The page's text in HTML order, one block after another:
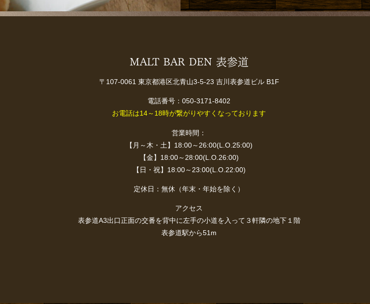
MALT BAR DEN 表参道
〒107-0061 東京都港区北青山3-5-23 吉川表参道ビル B1F
電話番号：050-3171-8402
お電話は14～18時が繋がりやすくなっております
営業時間：
【月～木・土】18:00～26:00(L.O.25:00)
【金】18:00～28:00(L.O.26:00)
【日・祝】18:00～23:00(L.O.22:00)
定休日：無休（年末・年始を除く）
アクセス
表参道A3出口正面の交番を背中に左手の小道を入って３軒隣の地下１階
表参道駅から51m